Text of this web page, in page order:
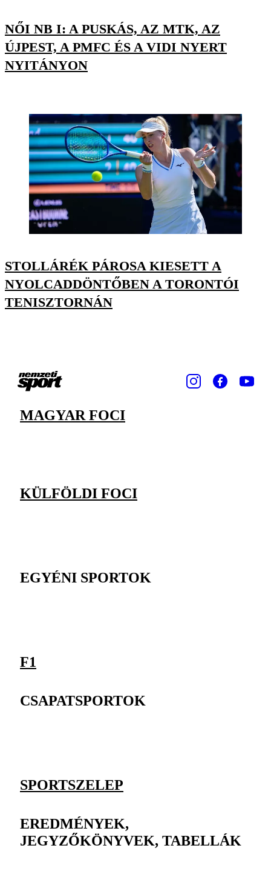
NŐI NB I: A PUSKÁS, AZ MTK, AZ
ÚJPEST, A PMFC ÉS A VIDI NYERT
NYITÁNYON
STOLLÁRÉK PÁROSA KIESETT A
NYOLCADDÖNTŐBEN A TORONTÓI
TENISZTORNÁN
MAGYAR FOCI
KÜLFÖLDI FOCI
EGYÉNI SPORTOK
F1
CSAPATSPORTOK
SPORTSZELEP
EREDMÉNYEK,
JEGYZŐKÖNYVEK, TABELLÁK